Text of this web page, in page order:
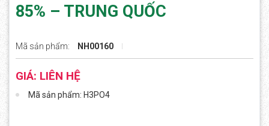
85% – TRUNG QUỐC
Mã sản phẩm: NH00160
GIÁ: LIÊN HỆ
Mã sản phẩm: H3PO4